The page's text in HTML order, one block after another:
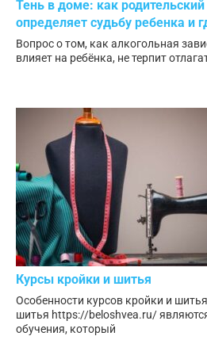
Тень в доме: как
определяет судьбу ребенка и
Вопрос о том, как алкогольная
влияет на ребёнка, не терпит
Курсы кройки и шитья
Особенности курсов кройки и
шитья https://beloshvea.ru/
обучения, который